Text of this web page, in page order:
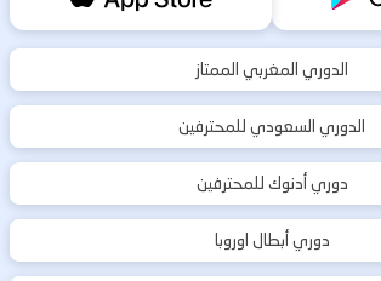
الدوري المغربي الممتاز
الدوري السعودي للمحترفين
دوري أدنوك للمحترفين
دوري أبطال اوروبا